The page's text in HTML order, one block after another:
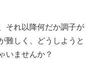
それ以降何だか調子が
難しく、どうしようと
いませんか？